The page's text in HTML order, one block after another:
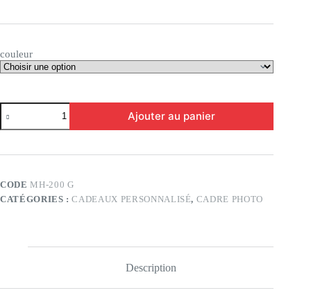
couleur
quantité
de
CADER
(20
CM)
Ajouter au panier
CODEMH-200 G
CATÉGORIES :CADEAUX PERSONNALISÉ, CADRE PHOTO
Description